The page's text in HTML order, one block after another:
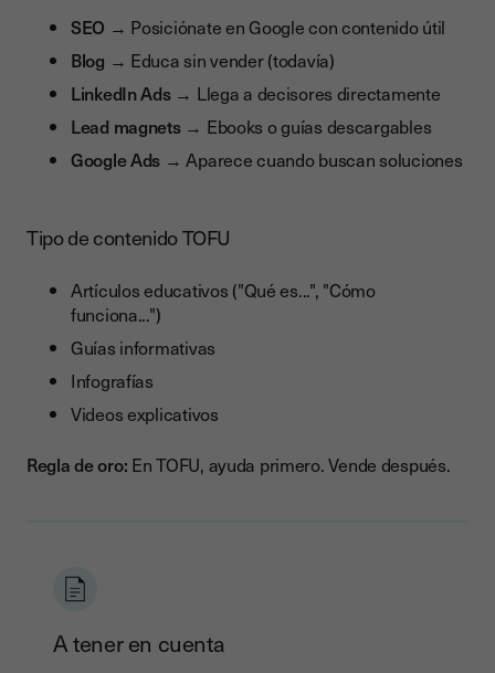
SEO → Posiciónate en Google con contenido útil
Blog → Educa sin vender (todavía)
LinkedIn Ads→ Llega a decisores directamente
Lead magnets→ Ebooks o guías descargables
Google Ads → Aparece cuando buscan soluciones
Tipo de contenido TOFU
Artículos educativos ("Qué es...", "Cómo
funciona...")
Guías informativas
Infografías
Videos explicativos
Regla de oro: En TOFU, ayuda primero. Vende después.
A tener en cuenta